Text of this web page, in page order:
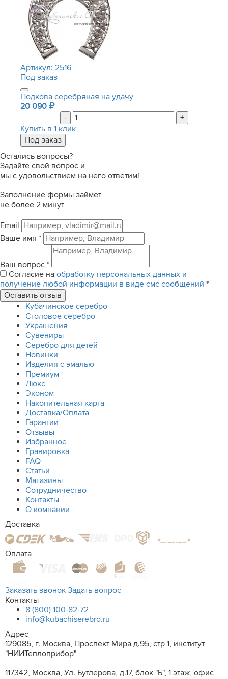
Артикул: 2516
Под заказ
Подкова серебряная на удачу
20 090
-
+
Купить в 1 клик
Остались вопросы?
Задайте свой вопрос и
мы с удовольствием на него ответим!
Заполнение формы займёт
не более 2 минут
Email
Ваше имя *
Ваш вопрос *
Согласие на обработку персональных данных и
получение любой информации в виде смс сообщений *
Кубачинское серебро
Столовое серебро
Украшения
Сувениры
Серебро для детей
Новинки
Изделия с эмалью
Премиум
Люкс
Эконом
Накопительная карта
Доставка/Оплата
Гарантии
Отзывы
Избранное
Гравировка
FAQ
Статьи
Магазины
Сотрудничество
Контакты
О компании
Доставка
Оплата
Заказать звонок Задать вопрос
Контакты
8 (800) 100-82-72
info@kubachiserebro.ru
Адрес
129085, г. Москва, Проспект Мира д.95, стр 1, институт
"НИИТеплоприбор"
117342, Москва, Ул. Бутлерова, д.17, блок "Б", 1 этаж, офис